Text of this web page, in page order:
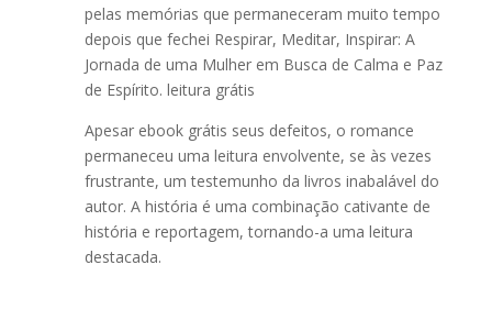
pelas memórias que permaneceram muito tempo
depois que fechei Respirar, Meditar, Inspirar: A
Jornada de uma Mulher em Busca de Calma e Paz
de Espírito. leitura grátis
Apesar ebook grátis seus defeitos, o romance
permaneceu uma leitura envolvente, se às vezes
frustrante, um testemunho da livros inabalável do
autor. A história é uma combinação cativante de
história e reportagem, tornando-a uma leitura
destacada.